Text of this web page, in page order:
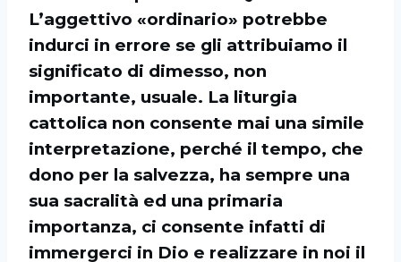
L’aggettivo «ordinario» potrebbe
indurci in errore se gli attribuiamo il
significato di dimesso, non
importante, usuale. La liturgia
cattolica non consente mai una simile
interpretazione, perché il tempo, che
dono per la salvezza, ha sempre una
sua sacralità ed una primaria
importanza, ci consente infatti di
immergerci in Dio e realizzare in noi il